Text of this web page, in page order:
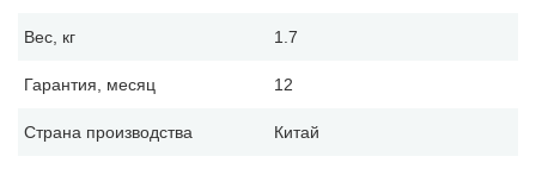
Вес, кг 1.7
Гарантия, месяц 12
Страна производства Китай